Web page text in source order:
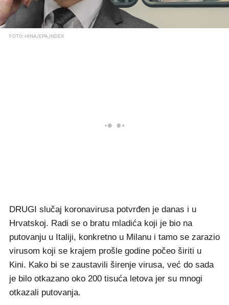
FOTO: HINA/EPA,INDEX
DRUGI slučaj koronavirusa potvrđen je danas i u
Hrvatskoj. Radi se o bratu mladića koji je bio na
putovanju u Italiji, konkretno u Milanu i tamo se zarazio
virusom koji se krajem prošle godine počeo širiti u
Kini. Kako bi se zaustavili širenje virusa, već do sada
je bilo otkazano oko 200 tisuća letova jer su mnogi
otkazali putovanja.